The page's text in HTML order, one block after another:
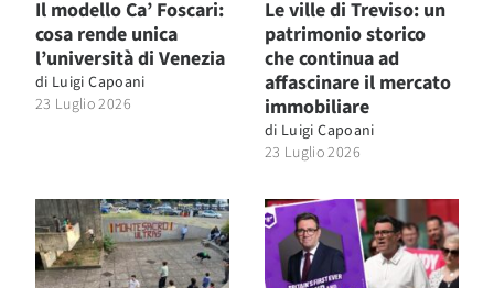
Il modello Ca’ Foscari:
cosa rende unica
l’università di Venezia
di Luigi Capoani
23 Luglio 2026
Le ville di Treviso: un
patrimonio storico
che continua ad
affascinare il mercato
immobiliare
di Luigi Capoani
23 Luglio 2026